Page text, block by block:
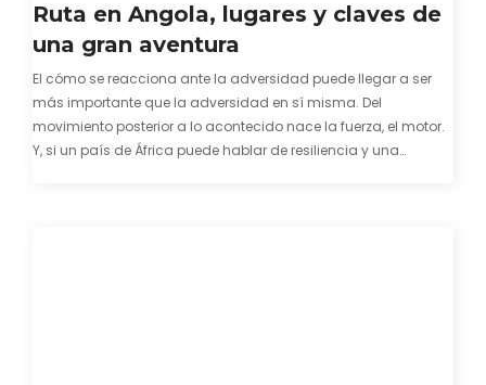
Ruta en Angola, lugares y claves de
una gran aventura
El cómo se reacciona ante la adversidad puede llegar a ser
más importante que la adversidad en sí misma. Del
movimiento posterior a lo acontecido nace la fuerza, el motor.
Y, si un país de África puede hablar de resiliencia y una